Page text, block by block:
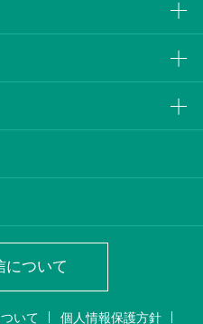
について
いて 個人情報保護方針